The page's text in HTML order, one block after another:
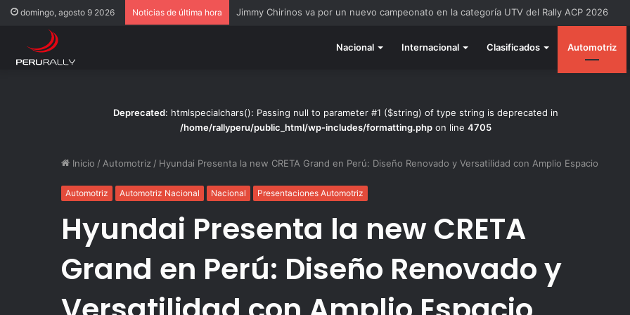
domingo, agosto 9 2026 Noticias de última hora Rally Pisco 2026: todo listo para la gran final del RallyACP
Nacional Internacional Clasificados Automotriz
Deprecated: htmlspecialchars(): Passing null to parameter #1 ($string) of type string is deprecated in
/home/rallyperu/public_html/wp-includes/formatting.phpon line 4705
Inicio / Automotriz / Hyundai Presenta la new CRETA Grand en Perú: Diseño Renovado y Versatilidad con Amplio Espacio
Automotriz Automotriz Nacional Nacional Presentaciones Automotriz
Hyundai Presenta la new CRETA
Grand en Perú: Diseño Renovado y